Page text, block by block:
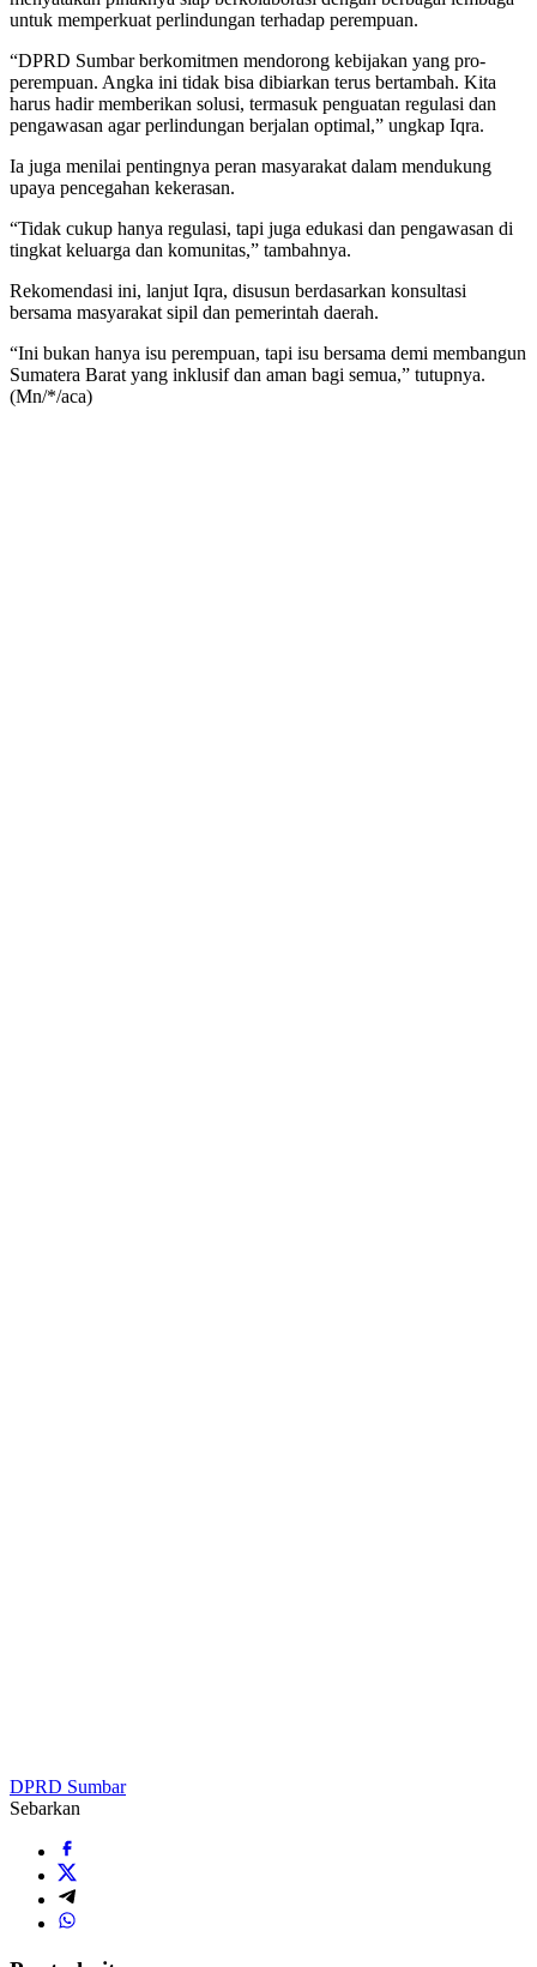
untuk memperkuat perlindungan terhadap perempuan.
“DPRD Sumbar berkomitmen mendorong kebijakan yang pro-
perempuan. Angka ini tidak bisa dibiarkan terus bertambah. Kita
harus hadir memberikan solusi, termasuk penguatan regulasi dan
pengawasan agar perlindungan berjalan optimal,” ungkap Iqra.
Ia juga menilai pentingnya peran masyarakat dalam mendukung
upaya pencegahan kekerasan.
“Tidak cukup hanya regulasi, tapi juga edukasi dan pengawasan di
tingkat keluarga dan komunitas,” tambahnya.
Rekomendasi ini, lanjut Iqra, disusun berdasarkan konsultasi
bersama masyarakat sipil dan pemerintah daerah.
“Ini bukan hanya isu perempuan, tapi isu bersama demi membangun
Sumatera Barat yang inklusif dan aman bagi semua,” tutupnya.
(Mn/*/aca)
DPRD Sumbar
Sebarkan